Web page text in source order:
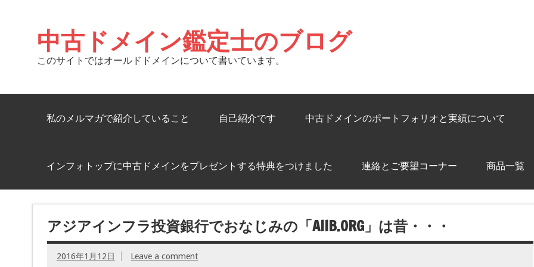
中古ドメイン鑑定士のブログ
このサイトではオールドドメインについて書いています。
私のメルマガで紹介していること 自己紹介です 中古ドメインのポートフォリオと実績について
インフォトップに中古ドメインをプレゼントする特典をつけました 連絡とご要望コーナー 商品一覧
アジアインフラ投資銀行でおなじみの「AIIB.ORG」は昔・・・
2016年1月12日 Leave a comment